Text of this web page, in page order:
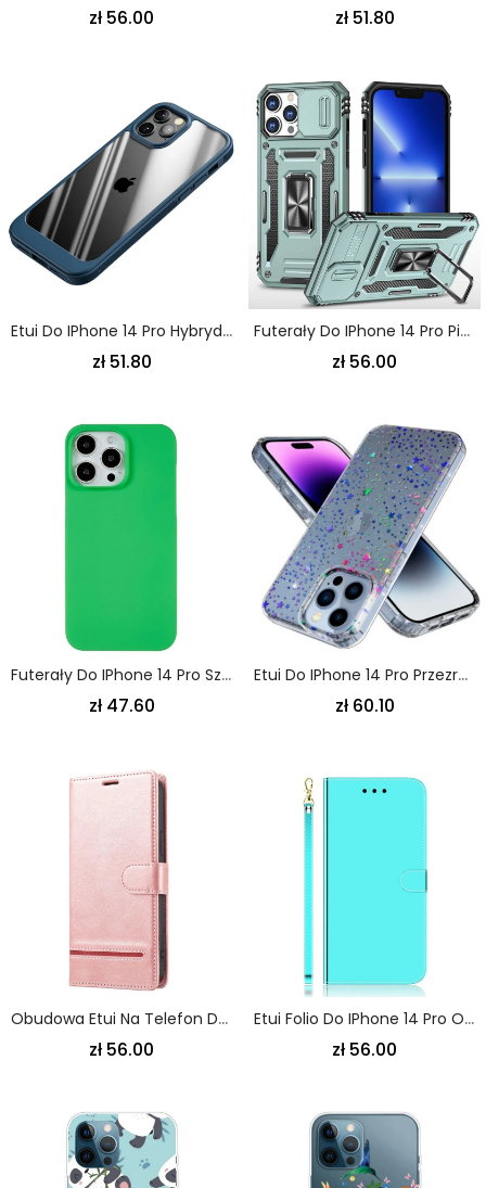
zł 56.00 zł 51.80
Etui Do IPhone 14 Pro Hybrydowe Antypoślizgowe Krawędzie
zł 51.80
Futerały Do IPhone 14 Pro Pierścień-Wsparcie Nowe Kolory
zł 56.00
Futerały Do IPhone 14 Pro Sztywny Klasyk
zł 47.60
Etui Do IPhone 14 Pro Przezroczyste Gwiazdy
zł 60.10
Obudowa Etui Na Telefon Do IPhone 14 Pro Linia Efekt Skóry
zł 56.00
Etui Folio Do IPhone 14 Pro Osłona Lusterka Ze Sztucznej Skóry
zł 56.00